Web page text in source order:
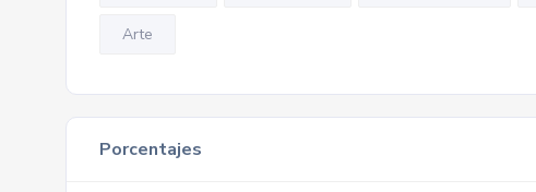
Arte
Porcentajes